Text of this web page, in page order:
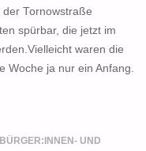
der Tornowstraße
spürbar, die jetzt im
waren die
Woche ja nur ein Anfang.
BÜRGER:INNEN- UND